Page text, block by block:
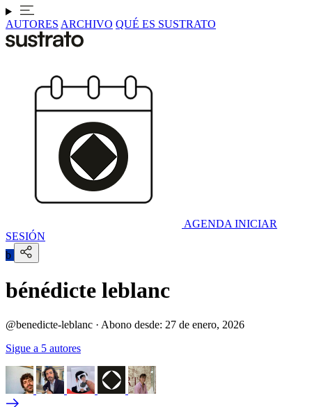
AUTORES ARCHIVO QUÉ ES SUSTRATO
AGENDA INICIAR
SESIÓN
b
bénédicte leblanc
@benedicte-leblanc · Abono desde: 27 de enero, 2026
Sigue a 5 autores